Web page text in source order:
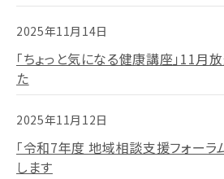
2025年11月14日
「ちょっと気になる健康講座」11月
た
2025年11月12日
「令和7年度 地域相談支援フォーラ
します